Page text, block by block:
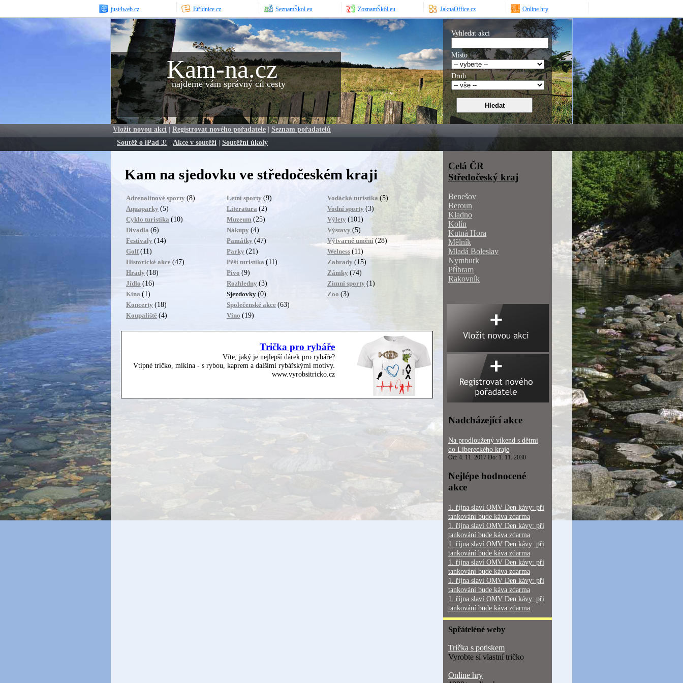
just4web.cz Etřídnice.cz SeznamŠkol.eu ZoznamŠkôl.eu JaknaOffice.cz Online hry
Kam-na.cz
najdeme vám správný cíl cesty
Vyhledat akci
Místo
Druh
Vložit novou akci | Registrovat nového pořadatele | Seznam pořadatelů
Soutěž o iPad 3! | Akce v soutěži | Soutěžní úkoly
Kam na sjedovku ve středočeském kraji
Adrenalinové sporty (8)
Aquaparky (5)
Cyklo turistika (10)
Divadla (6)
Festivaly (14)
Golf (11)
Historické akce (47)
Hrady (18)
Jídlo (16)
Kina (1)
Koncerty (18)
Koupaliště (4)
Letní sporty (9)
Literatura (2)
Muzeum (25)
Nákupy (4)
Památky (47)
Parky (21)
Pěší turistika (11)
Pivo (9)
Rozhledny (3)
Sjezdovky (0)
Společenské akce (63)
Víno (19)
Vodácká turistika (5)
Vodní sporty (3)
Výlety (101)
Výstavy (5)
Výtvarné umění (28)
Welness (11)
Zahrady (15)
Zámky (74)
Zimní sporty (1)
Zoo (3)
Trička pro rybáře
Víte, jaký je nejlepší dárek pro rybáře?
Vtipné tričko, mikina - s rybou, kaprem a dalšími rybářskými motivy.
www.vyrobsitricko.cz
Celá ČR
Středočeský kraj
Benešov
Beroun
Kladno
Kolín
Kutná Hora
Mělník
Mladá Boleslav
Nymburk
Příbram
Rakovník
Nadcházející akce
Na prodloužený víkend s dětmi
do Libereckého kraje
Od: 4. 11. 2017 Do: 1. 11. 2030
Nejlépe hodnocené
akce
1. října slaví OMV Den kávy: při
tankování bude káva zdarma
1. října slaví OMV Den kávy: při
tankování bude káva zdarma
1. října slaví OMV Den kávy: při
tankování bude káva zdarma
1. října slaví OMV Den kávy: při
tankování bude káva zdarma
1. října slaví OMV Den kávy: při
tankování bude káva zdarma
1. října slaví OMV Den kávy: při
tankování bude káva zdarma
Spřáteléné weby
Trička s potiskem
Vyrobte si vlastní tričko
Online hry